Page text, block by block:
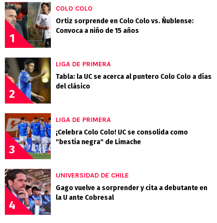
1
COLO COLO
Ortiz sorprende en Colo Colo vs. Ñublense:
Convoca a niño de 15 años
2
LIGA DE PRIMERA
Tabla: la UC se acerca al puntero Colo Colo a días
del clásico
3
LIGA DE PRIMERA
¡Celebra Colo Colo! UC se consolida como
"bestia negra" de Limache
4
UNIVERSIDAD DE CHILE
Gago vuelve a sorprender y cita a debutante en
la U ante Cobresal